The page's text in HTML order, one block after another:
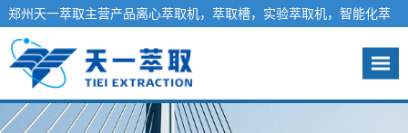
郑州天一萃取主营产品离心萃取机，萃取槽，实验萃取机，智能化萃
取工程系统，液液萃取分离设备-天一萃取欢迎您
咨询热线：13140012981